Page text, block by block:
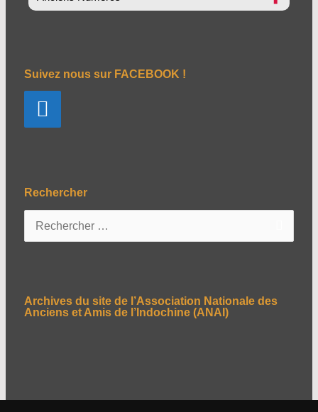
Suivez nous sur FACEBOOK !
Rechercher
rArchives du site de l’Association Nationale des
Anciens et Amis de l’Indochine (ANAI)